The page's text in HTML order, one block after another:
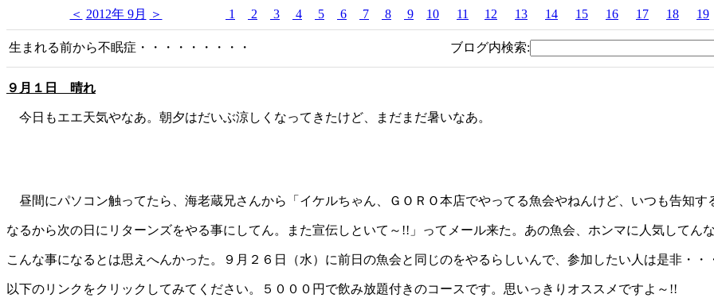
＜ 2012年 9月 ＞ 1 2 3 4 5 6 7 8 9 10 11 12 13 14 15 16 17 18 19
生まれる前から不眠症・・・・・・・・・ ブログ内検索:
９月１日 晴れ
今日もエエ天気やなあ。朝夕はだいぶ涼しくなってきたけど、まだまだ暑いなあ。
昼間にパソコン触ってたら、海老蔵兄さんから「イケルちゃん、ＧＯＲＯ本店でやってる魚会やねんけど、いつも告知す
なるから次の日にリターンズをやる事にしてん。また宣伝しといて～!!」ってメール来た。あの魚会、ホンマに人気してんな
こんな事になるとは思えへんかった。９月２６日（水）に前日の魚会と同じのをやるらしいんで、参加したい人は是非・
以下のリンクをクリックしてみてください。５０００円で飲み放題付きのコースです。思いっきりオススメですよ～!!